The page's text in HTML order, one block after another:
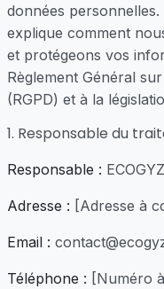
données
explique comment
et protégeons vos
Règlement Général
(RGPD) et à la
1. Responsable du
Responsable :
Adresse : [Adresse à
Email :
Téléphone : [Numéro